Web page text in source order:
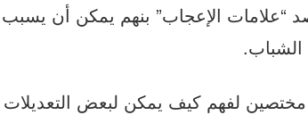
الإعجاب” بنهم يمكن أن يسبب
لفهم كيف يمكن لبعض التعديلات